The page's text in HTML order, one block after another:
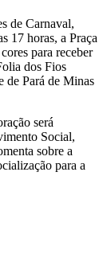
de Carnaval,
17 horas, a Praça
para receber
dos Fios
de Pará de Minas
será
Social,
sobre a
para a